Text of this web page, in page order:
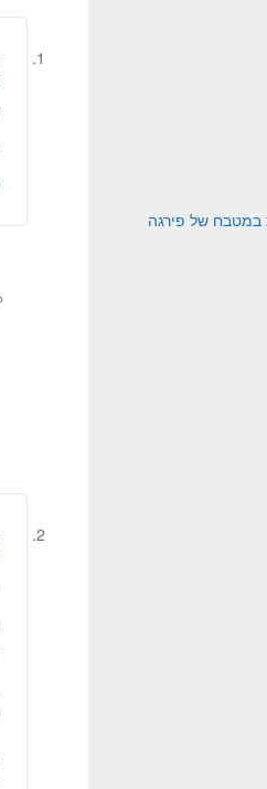
במטבח של פירגה